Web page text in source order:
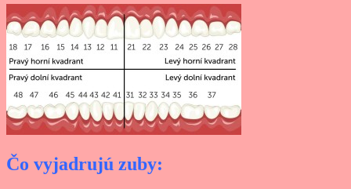
Čo vyjadrujú zuby: